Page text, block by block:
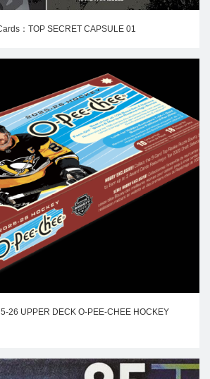
：TOP SECRET CAPSULE 01
26 UPPER DECK O-PEE-CHEE HOCKEY